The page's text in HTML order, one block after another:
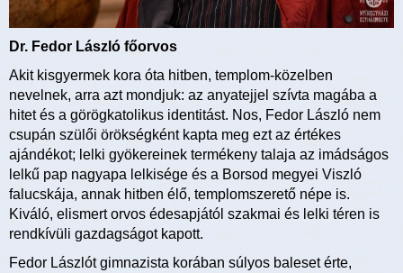
Dr. Fedor László főorvos
Akit kisgyermek kora óta hitben, templom-közelben
nevelnek, arra azt mondjuk: az anyatejjel szívta magába a
hitet és a görögkatolikus identitást. Nos, Fedor László nem
csupán szülői örökségként kapta meg ezt az értékes
ajándékot; lelki gyökereinek termékeny talaja az imádságos
lelkű pap nagyapa lelkisége és a Borsod megyei Viszló
falucskája, annak hitben élő, templomszerető népe is.
Kiváló, elismert orvos édesapjától szakmai és lelki téren is
rendkívüli gazdagságot kapott.
Fedor Lászlót gimnazista korában súlyos baleset érte,